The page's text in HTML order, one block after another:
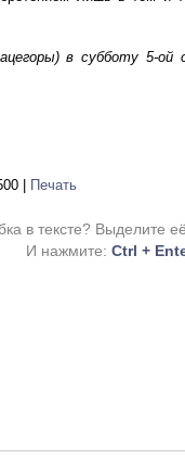
в субботу 5-
Печать
в тексте? Выделите
И нажмите: Ctrl +